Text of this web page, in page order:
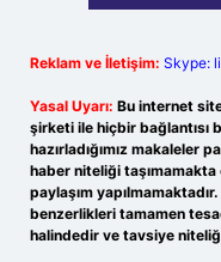
Reklam ve İletişim: Skype:
Yasal Uyarı: Bu internet
şirketi ile hiçbir bağlantısı
hazırladığımız makaleler
haber niteliği
paylaşım
benzerlikleri tamamen
halindedir ve tavsiye